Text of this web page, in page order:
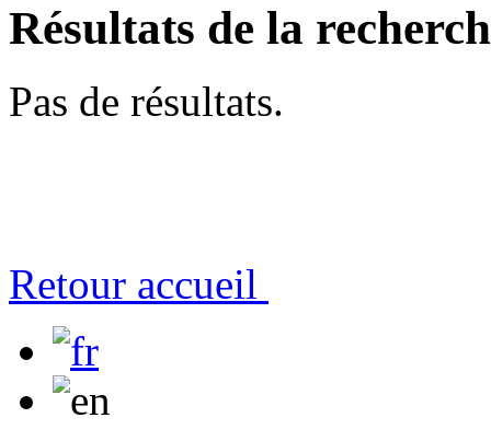
Résultats de la
Pas de résultats.
Retour accueil